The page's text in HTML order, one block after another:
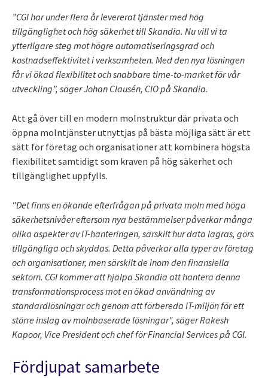
”CGI har under flera år levererat tjänster med hög
tillgänglighet och hög säkerhet till Skandia. Nu vill vi ta
ytterligare steg mot högre automatiseringsgrad och
kostnadseffektivitet i verksamheten. Med den nya lösningen
får vi ökad flexibilitet och snabbare time-to-market för vår
utveckling”, säger Johan Clausén, CIO på Skandia.
Att gå över till en modern molnstruktur där privata och
öppna molntjänster utnyttjas på bästa möjliga sätt är ett
sätt för företag och organisationer att kombinera högsta
flexibilitet samtidigt som kraven på hög säkerhet och
tillgänglighet uppfylls.
"Det finns en ökande efterfrågan på privata moln med höga
säkerhetsnivåer eftersom nya bestämmelser påverkar många
olika aspekter av IT-hanteringen, särskilt hur data lagras, görs
tillgängliga och skyddas. Detta påverkar alla typer av företag
och organisationer, men särskilt de inom den finansiella
sektorn. CGI kommer att hjälpa Skandia att hantera denna
transformationsprocess mot en ökad användning av
standardlösningar och genom att förbereda IT-miljön för ett
större inslag av molnbaserade lösningar", säger Rakesh
Kapoor, Vice President och chef för Financial Services på CGI.
Fördjupat samarbete